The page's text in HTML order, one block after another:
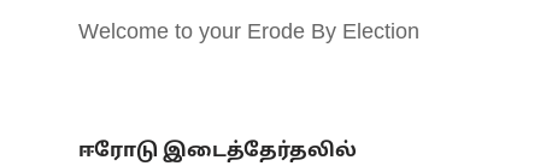
Welcome to your Erode By Election
ஈரோடு இடைத்தேர்தலில்